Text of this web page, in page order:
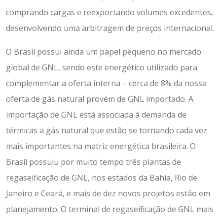
comprando cargas e reexportando volumes excedentes,
desenvolvendo uma arbitragem de preços internacional.
O Brasil possui ainda um papel pequeno no mercado
global de GNL, sendo este energético utilizado para
complementar a oferta interna – cerca de 8% da nossa
oferta de gás natural provém de GNL importado. A
importação de GNL está associada à demanda de
térmicas a gás natural que estão se tornando cada vez
mais importantes na matriz energética brasileira. O
Brasil possuiu por muito tempo três plantas de
regaseificação de GNL, nos estados da Bahia, Rio de
Janeiro e Ceará, e mais de dez novos projetos estão em
planejamento. O terminal de regaseificação de GNL mais